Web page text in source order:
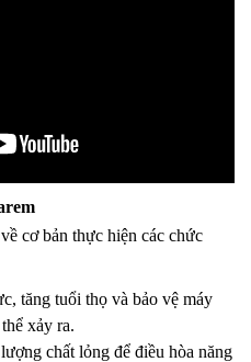
cơ bản thực hiện các chức
tăng tuổi thọ và bảo vệ máy
xảy ra.
chất lỏng để điều hòa năng